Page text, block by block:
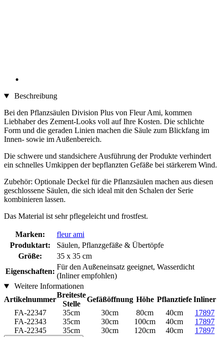
Beschreibung
Bei den Pflanzsäulen Division Plus von Fleur Ami, kommen
Liebhaber des Zement-Looks voll auf Ihre Kosten. Die schlichte
Form und die geraden Linien machen die Säule zum Blickfang im
Innen- sowie im Außenbereich.
Die schwere und standsichere Ausführung der Produkte verhindert
ein schnelles Umkippen der bepflanzten Gefäße bei stärkerem Wind.
Zubehör: Optionale Deckel für die Pflanzsäulen machen aus diesen
geschlossene Säulen, die sich ideal mit den Schalen der Serie
kombinieren lassen.
Das Material ist sehr pflegeleicht und frostfest.
Marken:
fleur ami
Produktart:
Säulen, Pflanzgefäße & Übertöpfe
Größe:
35 x 35 cm
Eigenschaften:
Für den Außeneinsatz geeignet, Wasserdicht
(Inliner empfohlen)
Weitere Informationen
Artikelnummer
Breiteste
Stelle
Gefäßöffnung Höhe PflanztiefeInliner
FA-22347
35cm 30cm 80cm 40cm
17897
FA-22343
35cm 30cm 100cm 40cm
17897
FA-22345
35cm 30cm 120cm 40cm 17897